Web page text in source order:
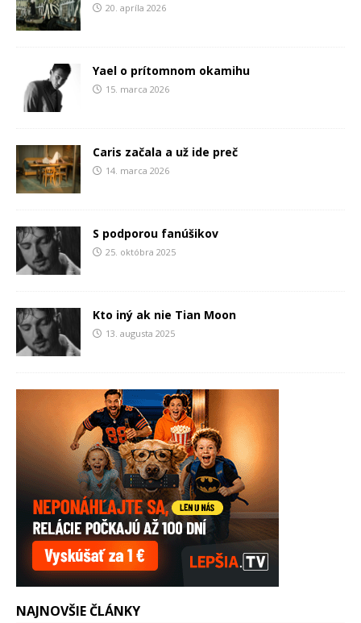
20. apríla 2026
Yael o prítomnom okamihu
15. marca 2026
Caris začala a už ide preč
14. marca 2026
S podporou fanúšikov
25. októbra 2025
Kto iný ak nie Tian Moon
13. augusta 2025
NAJNOVŠIE ČLÁNKY